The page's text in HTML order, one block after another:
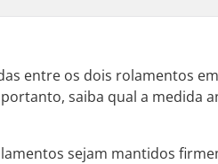
entre os dois rolamentos
saiba qual a medida
sejam mantidos